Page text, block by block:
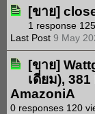
[ขาย]
1 response
Last Post 9 May
[ขาย]
เดี่ยม),
AmazoniA
0 responses 120